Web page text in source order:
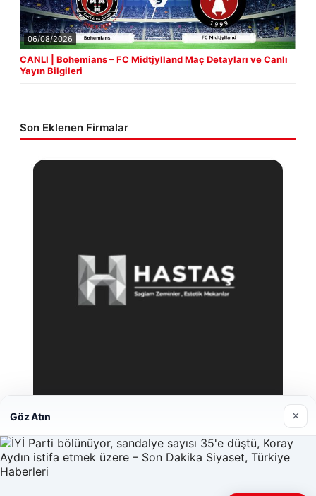
06/08/2026
CANLI | Bohemians – FC Midtjylland Maç Detayları ve Canlı
Yayın Bilgileri
Son Eklenen Firmalar
Hastaş Beton
26/05/2026
Göz Atın ×